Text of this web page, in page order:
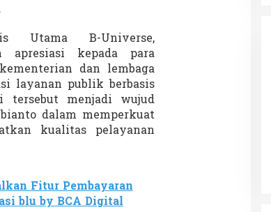
Utama B-Universe,
apresiasi kepada para
dan lembaga
layanan publik berbasis
tersebut menjadi wujud
dalam memperkuat
kualitas pelayanan
Fitur Pembayaran
blu by BCA Digital